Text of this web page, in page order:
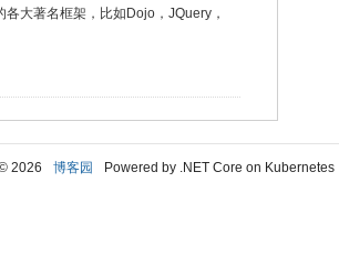
大著名框架，比如Dojo，JQuery，
2026 博客园 Powered by .NET Core on Kubernetes